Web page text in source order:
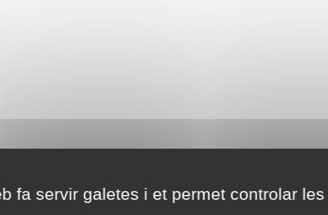
fa servir galetes i et permet controlar